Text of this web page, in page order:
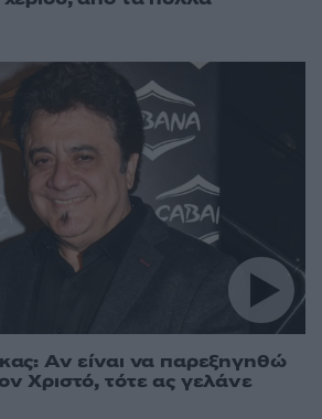
Αν είναι να παρεξηγηθώ
Χριστό, τότε ας γελάνε